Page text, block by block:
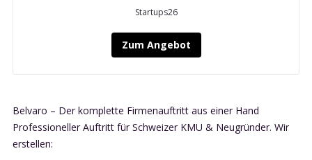
Startups26
Zum Angebot
Belvaro – Der komplette Firmenauftritt aus einer Hand
Professioneller Auftritt für Schweizer KMU & Neugründer. Wir
erstellen: